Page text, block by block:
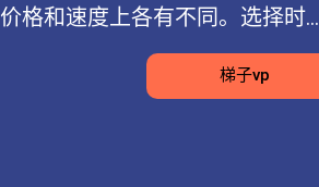
价格和速度上各有不同。选择时...
梯子vp